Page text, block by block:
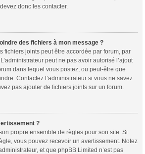
donc les contacter.
des fichiers à mon message ?
fichiers joints peut être accordée par forum, par
peut ne pas avoir autorisé l’ajout
dans lequel vous postez, ou peut-être que
Contactez l’administrateur si vous ne savez
pas ajouter de fichiers joints sur un forum.
?
propre ensemble de règles pour son site. Si
vous pouvez recevoir un avertissement. Notez
et que phpBB Limited n’est pas